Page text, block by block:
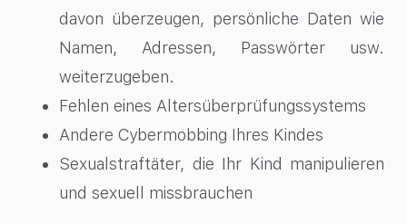
davon überzeugen, persönliche Daten wie
Namen, Adressen, Passwörter usw.
weiterzugeben.
Fehlen eines Altersüberprüfungssystems
Andere Cybermobbing Ihres Kindes
Sexualstraftäter, die Ihr Kind manipulieren
und sexuell missbrauchen